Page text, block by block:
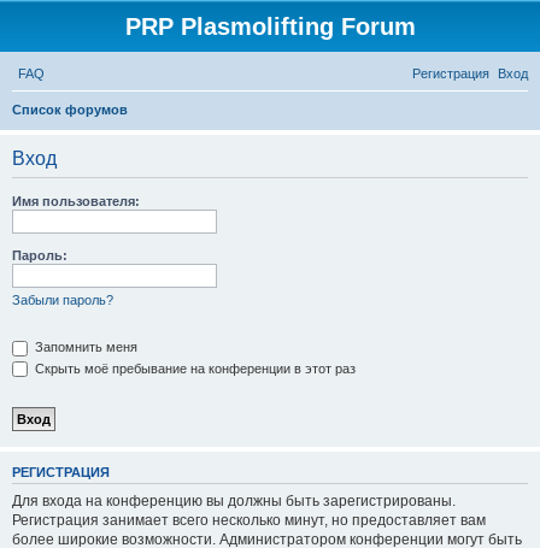
PRP Plasmolifting Forum
FAQ Вход
Регистрация
Список форумов
Вход
Имя пользователя:
Пароль:
Забыли пароль?
Запомнить меня
Скрыть моё пребывание на конференции в этот раз
РЕГИСТРАЦИЯ
Для входа на конференцию вы должны быть зарегистрированы.
Регистрация занимает всего несколько минут, но предоставляет вам
более широкие возможности. Администратором конференции могут быть